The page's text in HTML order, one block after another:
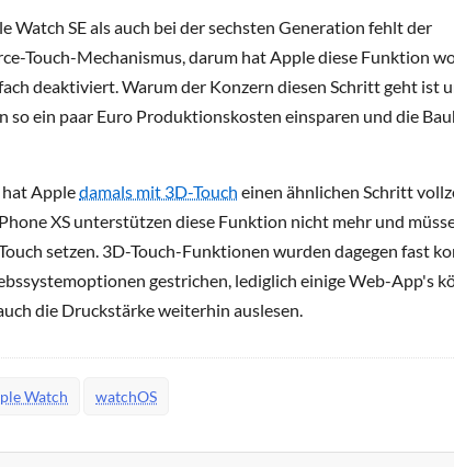
Watch SE als auch bei der sechsten Generation fehlt der
Touch-Mechanismus, darum hat Apple diese Funktion
deaktiviert. Warum der Konzern diesen Schritt geht ist
so ein paar Euro Produktionskosten einsparen und die
Appledamals mit 3D-Touch einen ähnlichen Schritt
XS unterstützen diese Funktion nicht mehr und
setzen. 3D-Touch-Funktionen wurden dagegen fast
gestrichen, lediglich einige Web-App's
die Druckstärke weiterhin auslesen.
Watch watchOS